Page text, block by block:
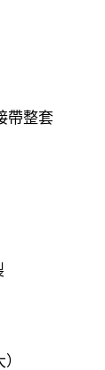
帶整套